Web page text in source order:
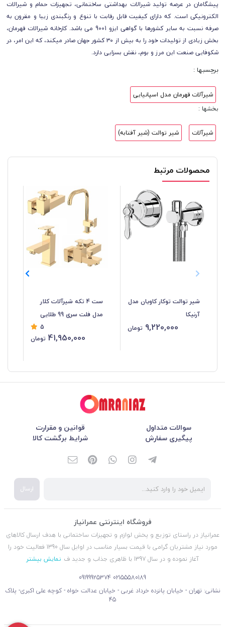
پیشگامان در عرصه تولید شیرالات بهداشتی ساختمانی، تجهیزات حمام و شیرالات
الکترونیکی است. که دارای کیفیت قابل رقابت با تنوع و رنگبندی زیبا و مقرون به
صرفه نسبت به سایر کشورها با گواهی ایزو 9001 می باشد. کارخانه شیرالات قهرمان،
بخش زیادی از تولیدات خود را به بیش از ۳۰ کشور جهان صادر میکند، که این امر، در
شکوفایی صنعت این مرز و بوم، نقش بسزایی دارد.
برچسبها :
شیرآلات قهرمان مدل اسپانیایی
بخشها :
شیرآلات شیر توالت (شیر آفتابه)
محصولات مرتبط
شیر توالت توکار کاویان مدل
آرنیکا
9,220,000 تومان
ست 4 تکه شیرآلات کلار
مدل فلت سری 99 طلایی
5
41,950,000 تومان
سوالات متداول
قوانین و مقرارت
پیگیری سفارش
شرایط برگشت کالا
ارسال
فروشگاه اینترنتی عمرانیاز
عمرانیاز در راستای توزیع و پخش لوازم و تجهیزات ساختمانی با هدف ارسال کالاهای
مورد نیاز مشتریان گرامی با قیمت بسیار مناسب در اوایل سال 1390 فعالیت خود را
آغاز نموده و در سال 1397 با ظاهری جذاب و جدید ف
نمایش بیشتر
02155580189
09199925374
نشانی: تهران - خیابان پانزده خرداد غربی - خیابان عدالت خواه - کوچه علی اکبری- پلاک
45